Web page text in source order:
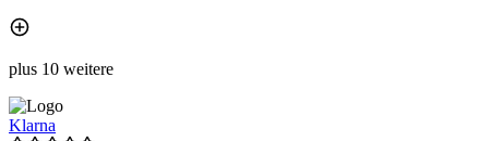
plus 10 weitere
Klarna